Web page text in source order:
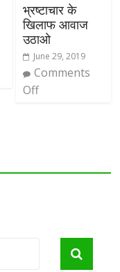
भ्रष्टाचार के
खिलाफ आवाज
उठाओ
June 29, 2019
Comments
Off